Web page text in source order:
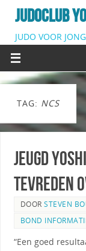
JUDOCLUB
JUDO VOOR
TAG: NCS
Jeugd
tevreden
DOORSTEVEN
BOND
“Een goed